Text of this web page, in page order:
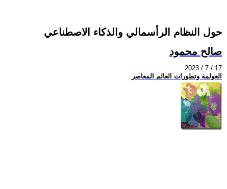
حول النظام الرأسمالي والذكاء الاصطناعي
صالح محمود
2023 / 7 / 17
العولمة وتطورات العالم المعاصر